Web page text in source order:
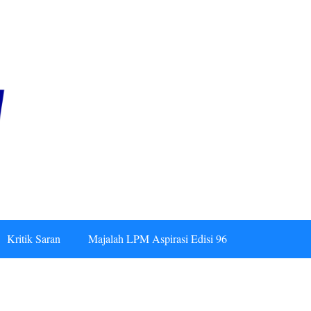
Kritik Saran Majalah LPM Aspirasi Edisi 96